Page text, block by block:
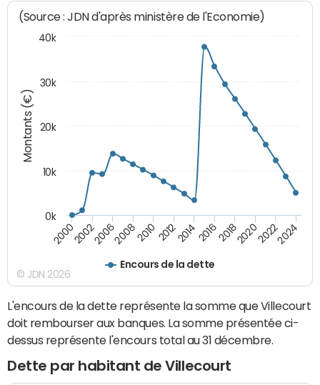
Montants (€)
(Source : JDN d'après ministère de l'Economie)
Encours de la dette
20002002200620082010 2012201420162018202020222024
0k
10k
20k
30k
40k
© JDN 2026
L'encours de la dette représente la somme que Villecourt
doit rembourser aux banques. La somme présentée ci-
dessus représente l'encours total au 31 décembre.
Dette par habitant de Villecourt